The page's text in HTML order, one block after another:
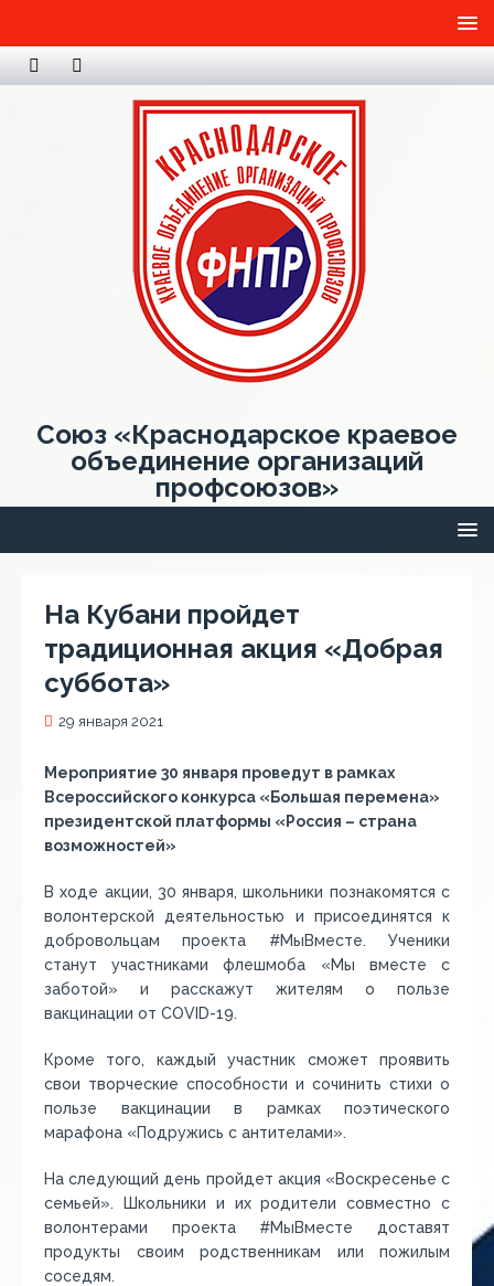
Союз «Краснодарское краевое
объединение организаций
профсоюзов»
На Кубани пройдет
традиционная акция «Добрая
суббота»
29 января 2021
Мероприятие 30 января проведут в рамках
Всероссийского конкурса «Большая перемена»
президентской платформы «Россия – страна
возможностей»
В ходе акции, 30 января, школьники познакомятся с
волонтерской деятельностью и присоединятся к
добровольцам проекта #МыВместе. Ученики
станут участниками флешмоба «Мы вместе с
заботой» и расскажут жителям о пользе
вакцинации от COVID-19.
Кроме того, каждый участник сможет проявить
свои творческие способности и сочинить стихи о
пользе вакцинации в рамках поэтического
марафона «Подружись с антителами».
На следующий день пройдет акция «Воскресенье с
семьей». Школьники и их родители совместно с
волонтерами проекта #МыВместе доставят
продукты своим родственникам или пожилым
соседям.